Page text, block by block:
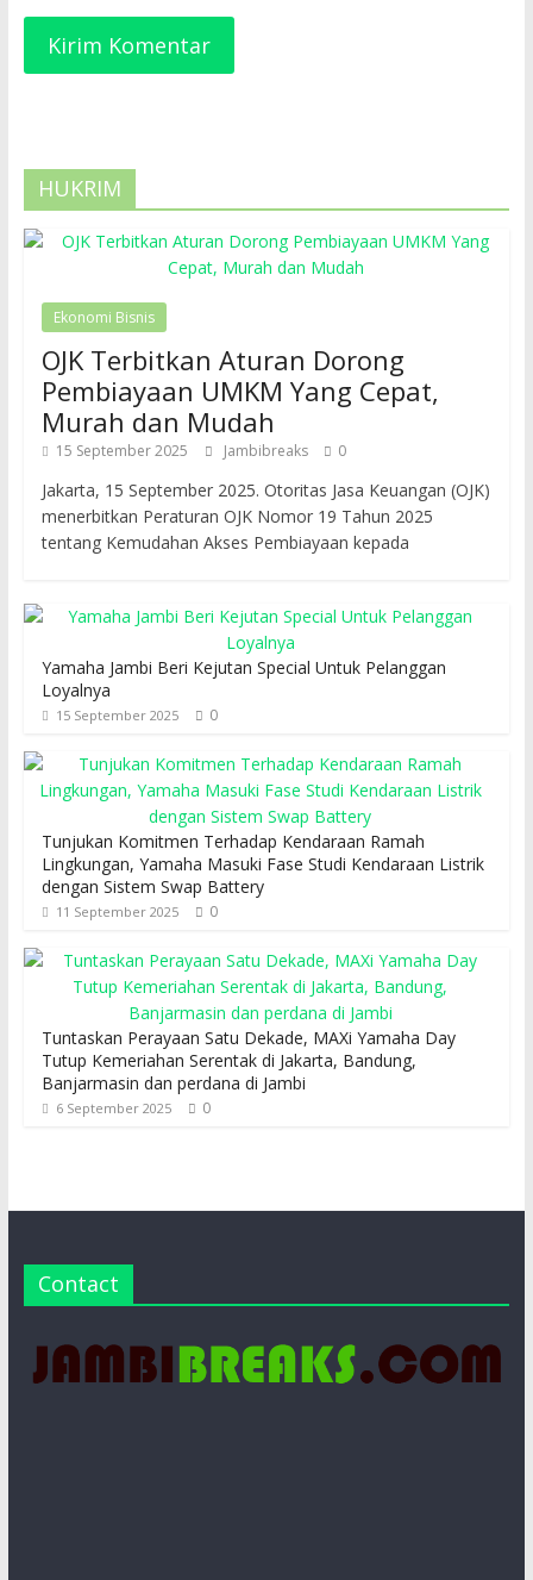
HUKRIM
Ekonomi Bisnis
OJK Terbitkan Aturan Dorong
Pembiayaan UMKM Yang Cepat,
Murah dan Mudah
15 September 2025 Jambibreaks 0
Jakarta, 15 September 2025. Otoritas Jasa Keuangan (OJK)
menerbitkan Peraturan OJK Nomor 19 Tahun 2025
tentang Kemudahan Akses Pembiayaan kepada
Yamaha Jambi Beri Kejutan Special Untuk Pelanggan
Loyalnya
15 September 2025 0
Tunjukan Komitmen Terhadap Kendaraan Ramah
Lingkungan, Yamaha Masuki Fase Studi Kendaraan Listrik
dengan Sistem Swap Battery
11 September 2025 0
Tuntaskan Perayaan Satu Dekade, MAXi Yamaha Day
Tutup Kemeriahan Serentak di Jakarta, Bandung,
Banjarmasin dan perdana di Jambi
6 September 2025 0
Contact